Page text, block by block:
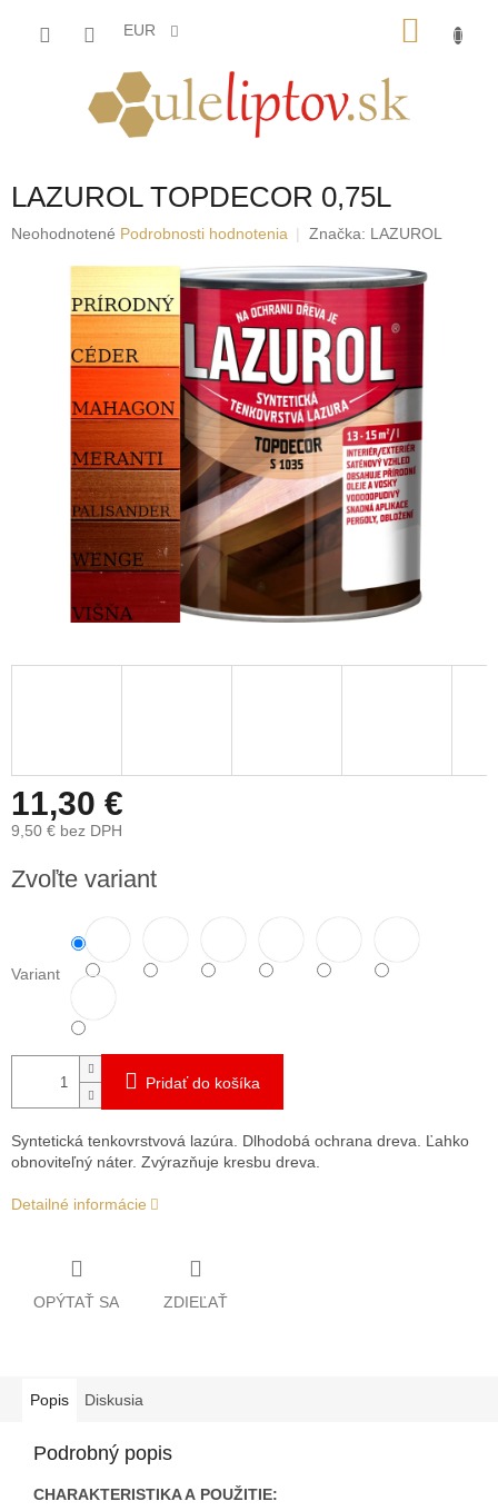
EUR
LAZUROL TOPDECOR 0,75L
Priemerné
Neohodnotené Podrobnosti hodnotenia Značka: LAZUROL
11,30 €
9,50 € bez DPH
cena:
Zvoľte variant
Variant
Pridať do košíka
Syntetická tenkovrstvová lazúra. Dlhodobá ochrana dreva. Ľahko
obnoviteľný náter. Zvýrazňuje kresbu dreva.
Detailné informácie
OPÝTAŤ SA ZDIEĽAŤ
Popis Diskusia
Podrobný popis
CHARAKTERISTIKA A POUŽITIE: